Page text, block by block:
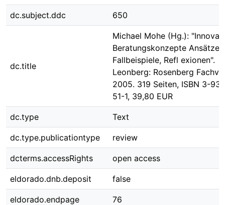
dc.subject.ddc 650
dc.title
Michael Mohe (Hg.):
Beratungskonzepte Ansätze,
Fallbeispiele, Refl exionen".
Leonberg: Rosenberg
2005. 319 Seiten, ISBN 3-
51-1, 39,80 EUR
dc.type Text
dc.type.publicationtype review
dcterms.accessRights open access
eldorado.dnb.deposit false
eldorado.endpage 76